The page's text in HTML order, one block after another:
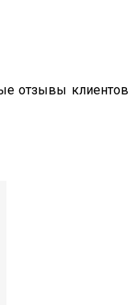
отзывы клиентов